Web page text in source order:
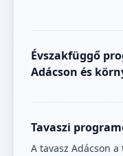
Évszakfüggő
Adácson és
Tavaszi
A tavasz Adácson